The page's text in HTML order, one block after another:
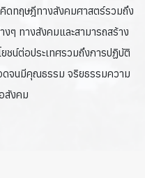
ดทฤษฎีทางสังคมศาสตร์รวมถึง
ๆ ทางสังคมและสามารถสร้าง
ชน์ต่อประเทศรวมถึงการปฏิบัติ
ดจนมีคุณธรรม จริยธรรมความ
สังคม